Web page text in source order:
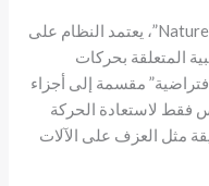
ووفقًا لدراسة نشرتها مجلة “Nature Medicine”، يعتمد النظام على
المتعلقة بحركات
مقسمة إلى أجزاء
فقط لاستعادة الحركة
مثل العزف على الآلات